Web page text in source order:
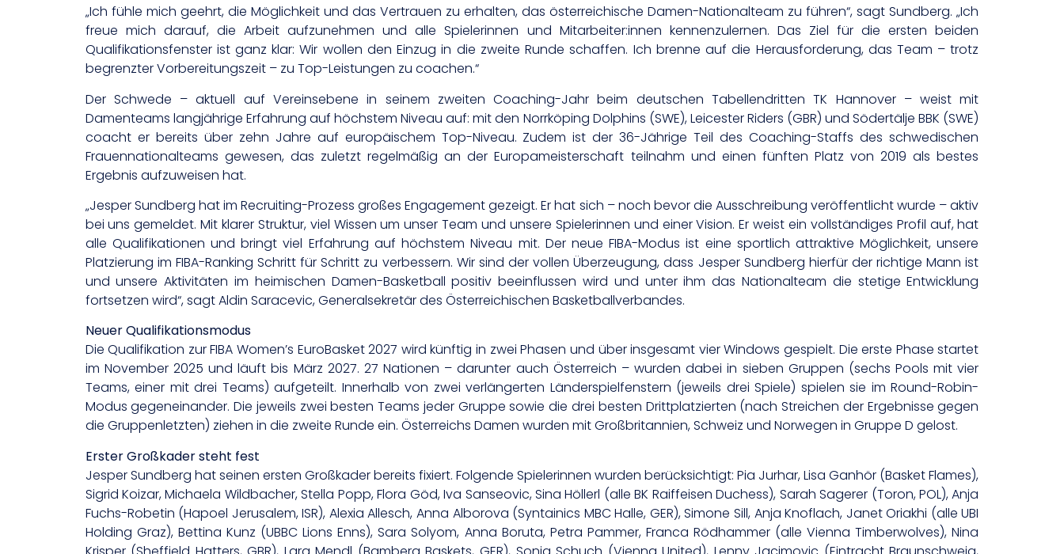
„Ich fühle mich geehrt, die Möglichkeit und das Vertrauen zu erhalten, das österreichische Damen-Nationalteam zu führen“, sagt Sundberg. „Ich
freue mich darauf, die Arbeit aufzunehmen und alle Spielerinnen und Mitarbeiter:innen kennenzulernen. Das Ziel für die ersten beiden
Qualifikationsfenster ist ganz klar: Wir wollen den Einzug in die zweite Runde schaffen. Ich brenne auf die Herausforderung, das Team – trotz
begrenzter Vorbereitungszeit – zu Top-Leistungen zu coachen.“
Der Schwede – aktuell auf Vereinsebene in seinem zweiten Coaching-Jahr beim deutschen Tabellendritten TK Hannover – weist mit
Damenteams langjährige Erfahrung auf höchstem Niveau auf: mit den Norrköping Dolphins (SWE), Leicester Riders (GBR) und Södertälje BBK (SWE)
coacht er bereits über zehn Jahre auf europäischem Top-Niveau. Zudem ist der 36-Jährige Teil des Coaching-Staffs des schwedischen
Frauennationalteams gewesen, das zuletzt regelmäßig an der Europameisterschaft teilnahm und einen fünften Platz von 2019 als bestes
Ergebnis aufzuweisen hat.
„Jesper Sundberg hat im Recruiting-Prozess großes Engagement gezeigt. Er hat sich – noch bevor die Ausschreibung veröffentlicht wurde – aktiv
bei uns gemeldet. Mit klarer Struktur, viel Wissen um unser Team und unsere Spielerinnen und einer Vision. Er weist ein vollständiges Profil auf, hat
alle Qualifikationen und bringt viel Erfahrung auf höchstem Niveau mit. Der neue FIBA-Modus ist eine sportlich attraktive Möglichkeit, unsere
Platzierung im FIBA-Ranking Schritt für Schritt zu verbessern. Wir sind der vollen Überzeugung, dass Jesper Sundberg hierfür der richtige Mann ist
und unsere Aktivitäten im heimischen Damen-Basketball positiv beeinflussen wird und unter ihm das Nationalteam die stetige Entwicklung
fortsetzen wird“, sagt Aldin Saracevic, Generalsekretär des Österreichischen Basketballverbandes.
Neuer Qualifikationsmodus
Die Qualifikation zur FIBA Women’s EuroBasket 2027 wird künftig in zwei Phasen und über insgesamt vier Windows gespielt. Die erste Phase startet
im November 2025 und läuft bis März 2027. 27 Nationen – darunter auch Österreich – wurden dabei in sieben Gruppen (sechs Pools mit vier
Teams, einer mit drei Teams) aufgeteilt. Innerhalb von zwei verlängerten Länderspielfenstern (jeweils drei Spiele) spielen sie im Round-Robin-
Modus gegeneinander. Die jeweils zwei besten Teams jeder Gruppe sowie die drei besten Drittplatzierten (nach Streichen der Ergebnisse gegen
die Gruppenletzten) ziehen in die zweite Runde ein. Österreichs Damen wurden mit Großbritannien, Schweiz und Norwegen in Gruppe D gelost.
Erster Großkader steht fest
Jesper Sundberg hat seinen ersten Großkader bereits fixiert. Folgende Spielerinnen wurden berücksichtigt: Pia Jurhar, Lisa Ganhör (Basket Flames),
Sigrid Koizar, Michaela Wildbacher, Stella Popp, Flora Göd, Iva Sanseovic, Sina Höllerl (alle BK Raiffeisen Duchess), Sarah Sagerer (Toron, POL), Anja
Fuchs-Robetin (Hapoel Jerusalem, ISR), Alexia Allesch, Anna Alborova (Syntainics MBC Halle, GER), Simone Sill, Anja Knoflach, Janet Oriakhi (alle UBI
Holding Graz), Bettina Kunz (UBBC Lions Enns), Sara Solyom, Anna Boruta, Petra Pammer, Franca Rödhammer (alle Vienna Timberwolves), Nina